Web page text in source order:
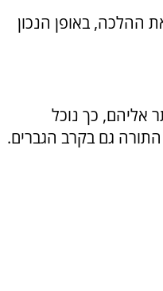
ההלכה, באופן הנכון
אליהם, כך נוכל
התורה גם בקרב הגברים.